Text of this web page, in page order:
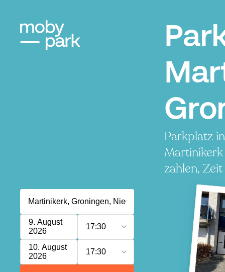
Parkplatz
zahlen,
9. August
2026
17:30
10. August
2026
17:30